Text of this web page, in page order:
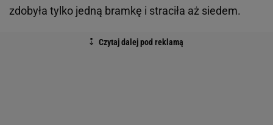
zdobyła tylko jedną bramkę i straciła aż siedem.